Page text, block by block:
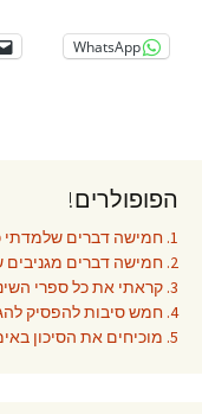
WhatsApp
הפופולרים!
1. חמישה דברים שלמדתי כשאמרתי כן לבת שלי במשך 24 שעות
2. חמישה דברים מגניבים שאף אחד לא אמר לך על הנקה לילית
3. קראתי את כל ספרי השינה לתינוקות
4. חמש סיבות להפסיק להגיד כל הכבוד!
5. מוכיחים את הסיכון באימון שינה לתינוקות